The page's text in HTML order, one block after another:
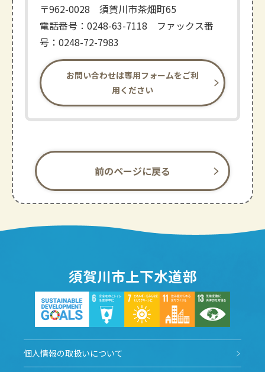
〒962-0028 須賀川市茶畑町65
電話番号：0248-63-7118 ファックス番
号：0248-72-7983
お問い合わせは専用フォームをご利
用ください
前のページに戻る
須賀川市上下水道部
個人情報の取扱いについて